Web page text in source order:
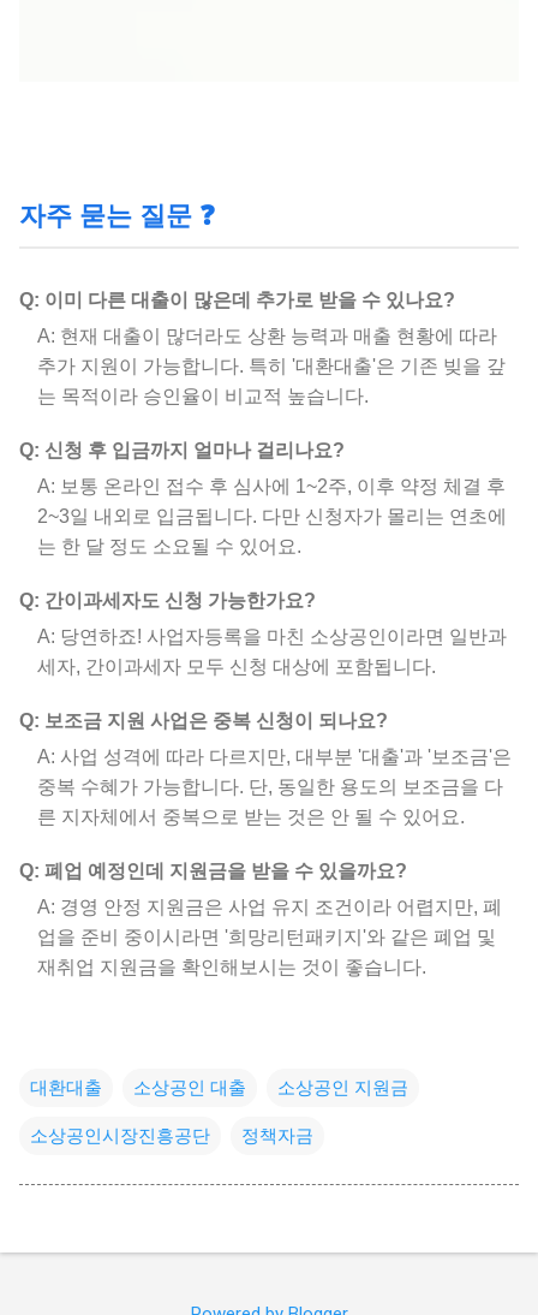
자주 묻는 질문 ❓
Q: 이미 다른 대출이 많은데 추가로 받을 수 있나요?
A: 현재 대출이 많더라도 상환 능력과 매출 현황에 따라
추가 지원이 가능합니다. 특히 '대환대출'은 기존 빚을 갚
는 목적이라 승인율이 비교적 높습니다.
Q: 신청 후 입금까지 얼마나 걸리나요?
A: 보통 온라인 접수 후 심사에 1~2주, 이후 약정 체결 후
2~3일 내외로 입금됩니다. 다만 신청자가 몰리는 연초에
는 한 달 정도 소요될 수 있어요.
Q: 간이과세자도 신청 가능한가요?
A: 당연하죠! 사업자등록을 마친 소상공인이라면 일반과
세자, 간이과세자 모두 신청 대상에 포함됩니다.
Q: 보조금 지원 사업은 중복 신청이 되나요?
A: 사업 성격에 따라 다르지만, 대부분 '대출'과 '보조금'은
중복 수혜가 가능합니다. 단, 동일한 용도의 보조금을 다
른 지자체에서 중복으로 받는 것은 안 될 수 있어요.
Q: 폐업 예정인데 지원금을 받을 수 있을까요?
A: 경영 안정 지원금은 사업 유지 조건이라 어렵지만, 폐
업을 준비 중이시라면 '희망리턴패키지'와 같은 폐업 및
재취업 지원금을 확인해보시는 것이 좋습니다.
대환대출 소상공인 대출 소상공인 지원금
소상공인시장진흥공단 정책자금